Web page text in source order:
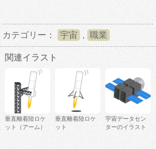
カテゴリー： 宇宙 , 職業
関連イラスト
垂直離着陸ロケ
ット（アーム）
垂直離着陸ロケ
ット
宇宙データセン
ターのイラスト